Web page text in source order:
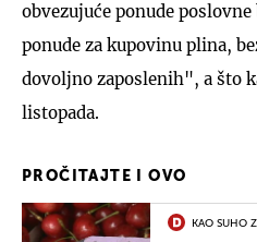
obvezujuće ponude
ponude za kupovinu plina,
dovoljno zaposlenih", a što
listopada.
PROČITAJTE I OVO
KAO SUHO